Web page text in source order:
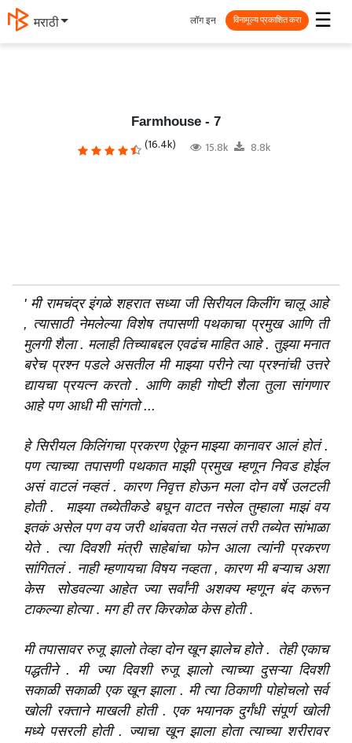
मराठी ☰
लॉग इन विनामूल्य प्रकाशित करा
Farmhouse - 7
(16.4k) 15.8k 8.8k
' मीरामचंद्र इंगळे शहरात सध्या जी सिरीयल किलींग चालू आहे
, त्यासाठी नेमलेल्या विशेष तपासणी पथकाचा प्रमुख आणि ती
मुलगी शैला . मलाही तिच्याबद्दल एवढंच माहित आहे . तुझ्या मनात
बरेच प्रश्न पडले असतील मी माझ्या परीने त्या प्रश्नांची उत्तरे
द्यायचा प्रयत्न करतो . आणि काही गोष्टी शैला तुला सांगणार
आहे पण आधी मी सांगतो ...
हे सिरीयलकिलिंगचा प्रकरण ऐकून माझ्या कानावर आलं होतं .
पण त्याच्या तपासणी पथकात माझीप्रमुख म्हणून निवड होईल
असं वाटलं नव्हतं . कारण निवृत्त होऊन मला दोन वर्षे उलटली
होती . माझ्या तब्येतीकडे बघून वाटत नसेल तुम्हाला माझं वय
इतकं असेल पण वय जरी थांबवता येत नसलं तरी तब्येत सांभाळा
येते . त्या दिवशी मंत्री साहेबांचा फोन आला त्यांनीप्रकरण
सांगितलं . नाही म्हणायचा विषयनव्हता , कारण मी बऱ्याच अशा
केस सोडवल्या आहेत ज्या सर्वांनी अशक्य म्हणून बंद करून
टाकल्या होत्या. मग ही तर किरकोळ केस होती.
मी तपासावर रुजू झालो तेव्हा दोन खून झालेच होते . तेही एकाच
पद्धतीने . मी ज्या दिवशी रुजू झालो त्याच्या दुसऱ्या दिवशी
सकाळी सकाळी एक खून झाला . मी त्या ठिकाणी पोहोचलो सर्व
खोली रक्ताने माखली होती . एक भयानक दुर्गंधी संपूर्ण खोली
मध्ये पसरली होती . ज्याचा खून झाला होता त्याच्या शरीरावर